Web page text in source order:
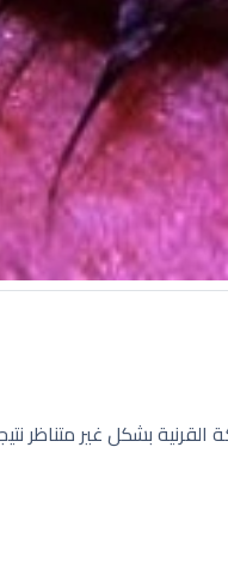
بشكل غير متناظر